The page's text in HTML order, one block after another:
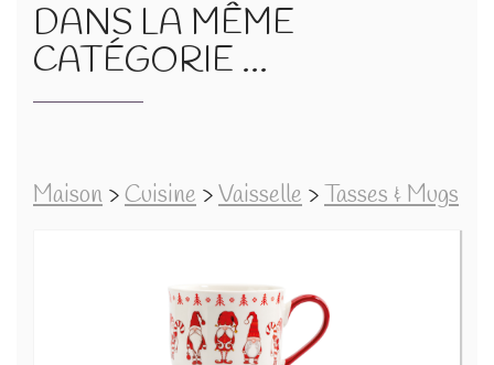
DANS LA MÊME
CATÉGORIE ...
Maison >Cuisine >Vaisselle >Tasses & Mugs